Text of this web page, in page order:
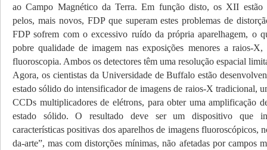
ao Campo Magnético da Terra. Em função disto, os XII estão
pelos, mais novos, FDP que superam estes problemas de
FDP sofrem com o excessivo ruído da própria aparelhagem, o
pobre qualidade de imagem nas exposições menores a raios-X,
fluoroscopia. Ambos os detectores têm uma resolução espacial
Agora, os cientistas da Universidade de Buffalo estão
estado sólido do intensificador de imagens de raios-X tradicional,
CCDs multiplicadores de elétrons, para obter uma amplificação
estado sólido. O resultado deve ser um dispositivo que
características positivas dos aparelhos de imagens fluoroscópicos,
da-arte”, mas com distorções mínimas, não afetadas por campos